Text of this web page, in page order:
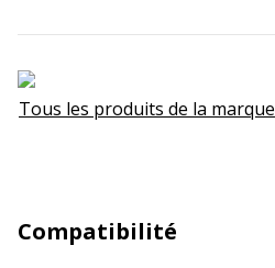
Tous les produits de la marque
Compatibilité